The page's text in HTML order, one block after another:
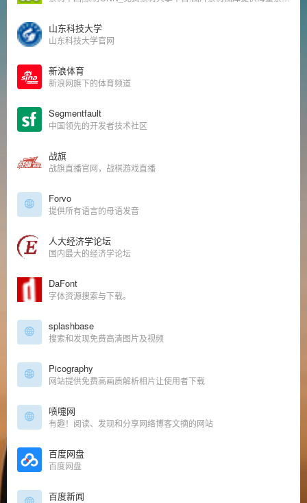
山东科技大学
山东科技大学官网
新浪体育
新浪网旗下的体育频道
Segmentfault
中国领先的开发者技术社区
战旗
战旗直播官网，战棋游戏直播
Forvo
提供所有语言的母语发音
人大经济学论坛
国内最大的经济学论坛
DaFont
字体资源搜索与下载。
splashbase
搜索和发现免费高清图片及视频
Picography
网站提供免费高画质解析相片让使用者下载
喷嚏网
有趣！阅读、发现和分享网络博客文摘的网站
百度网盘
百度网盘
百度新闻